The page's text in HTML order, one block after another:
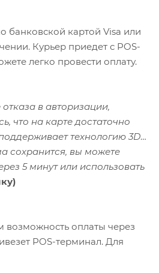
банковской картой Visa или
Курьер приедет с POS-
легко провести оплату.
в авторизации,
что на карте достаточно
технологию 3D-
сохранится, вы можете
5 минут или использовать
возможность оплаты через
POS-терминал. Для